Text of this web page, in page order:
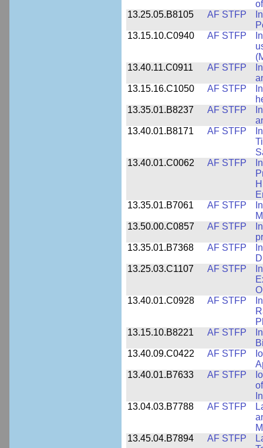
13.25.05.B8105
AF STFP
13.15.10.C0940
AF STFP
13.40.11.C0911
AF STFP
13.15.16.C1050
AF STFP
13.35.01.B8237
AF STFP
13.40.01.B8171
AF STFP
13.40.01.C0062
AF STFP
13.35.01.B7061
AF STFP
13.50.00.C0857
AF STFP
13.35.01.B7368
AF STFP
13.25.03.C1107
AF STFP
13.40.01.C0928
AF STFP
13.15.10.B8221
AF STFP
13.40.09.C0422
AF STFP
13.40.01.B7633
AF STFP
13.04.03.B7788
AF STFP
13.45.04.B7894
AF STFP